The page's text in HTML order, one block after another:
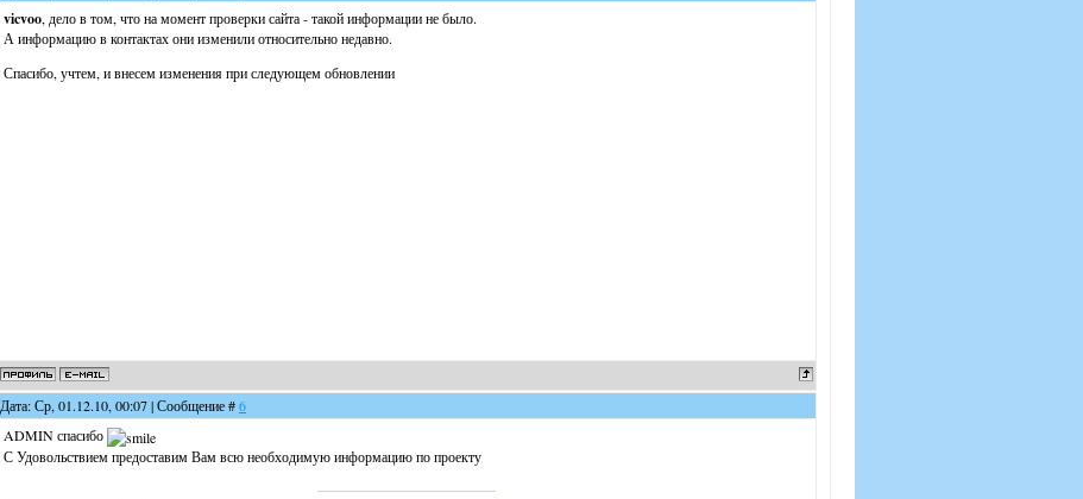
vicvoo, дело в том, что на момент проверки сайта - такой информации не было.
А информацию в контактах они изменили относительно недавно.
Спасибо, учтем, и внесем изменения при следующем обновлении
Дата: Ср, 01.12.10, 00:07 | Сообщение #6
ADMIN спасибо
С Удовольствием предоставим Вам всю необходимую информацию по проекту